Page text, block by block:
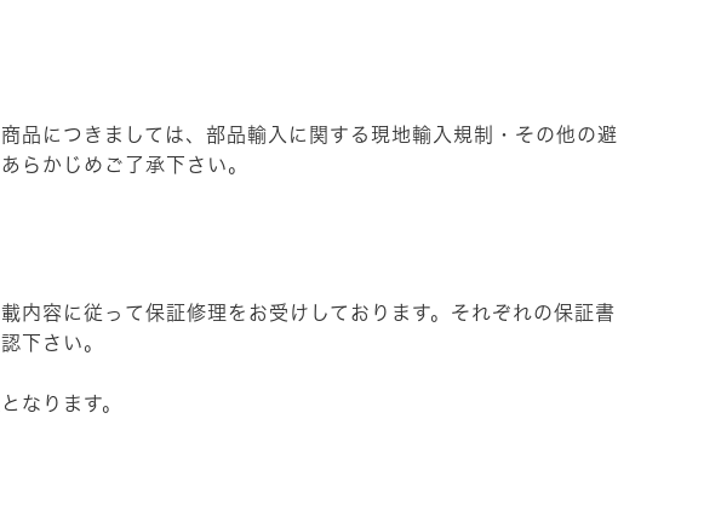
品につきましては、部品輸入に関する現地輸入規制・その他の避
らかじめご了承下さい。
内容に従って保証修理をお受けしております。それぞれの保証書
下さい。
なります。